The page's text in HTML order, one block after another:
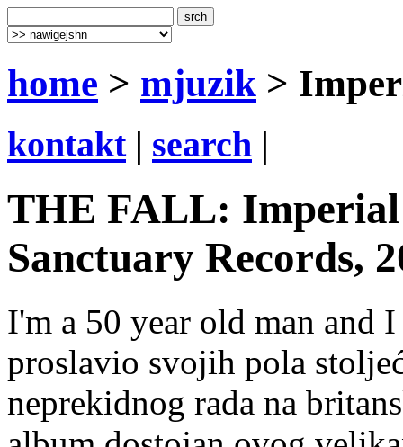
home > mjuzik >
kontakt| search |
THE FALL: Imperial
Sanctuary Records,
I'm a 50 year old man
proslavio svojih pola
neprekidnog rada na